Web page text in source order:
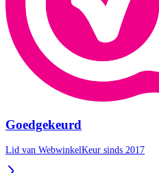
Goedgekeurd
Lid van WebwinkelKeur sinds 2017